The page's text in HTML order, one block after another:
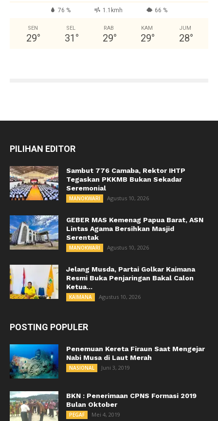
76 % 1.1kmh 66 %
SEN
29°
SEL
31 °
RAB
29°
KAM
29°
JUM
28°
PILIHAN EDITOR
Sambut 776 Camaba, Rektor IHTP
Tegaskan PKKMB Bukan Sekadar
Seremonial
MANOKWARI Agustus 10, 2026
GEBER MAS Kemenag Papua Barat, ASN
Lintas Agama Bersihkan Masjid
Serentak
MANOKWARI Agustus 10, 2026
Jelang Musda, Partai Golkar Kaimana
Resmi Buka Penjaringan Bakal Calon
Ketua...
KAIMANA Agustus 10, 2026
POSTING POPULER
Penemuan Kereta Firaun Saat Mengejar
Nabi Musa di Laut Merah
NASIONAL Juni 3, 2019
BKN : Penerimaan CPNS Formasi 2019
Bulan Oktober
PEGAF Mei 4, 2019